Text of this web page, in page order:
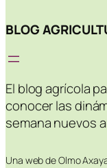
BLOG
El blog agrícola
conocer las
semana nuevos
Una web de Olmo